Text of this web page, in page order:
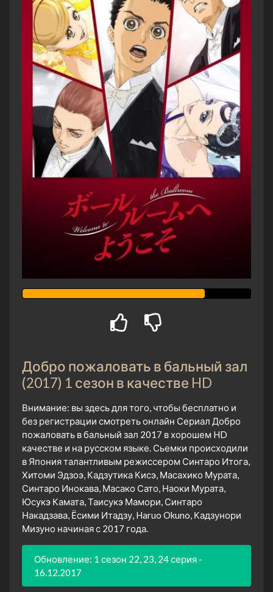
Добро пожаловать в бальный зал
(2017) 1 сезон в качестве HD
Внимание: вы здесь для того, чтобы бесплатно и
без регистрации смотреть онлайн Сериал Добро
пожаловать в бальный зал 2017 в хорошем HD
качестве и на русском языке. Сьемки происходили
в Япония талантливым режиссером Синтаро Итога,
Хитоми Эдзоэ, Кадзутика Кисэ, Масахико Мурата,
Синтаро Инокава, Масако Сато, Наоки Мурата,
Юсукэ Камата, Таисукэ Мамори, Синтаро
Накадзава, Ёсими Итадзу, Haruo Okuno, Кадзунори
Мизуно начиная с 2017 года.
Обновление: 1 сезон 22, 23, 24 серия -
16.12.2017